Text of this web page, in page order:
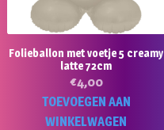
Folieballon met voetje 5 creamy
latte 72cm
€4,00
TOEVOEGEN AAN
WINKELWAGEN